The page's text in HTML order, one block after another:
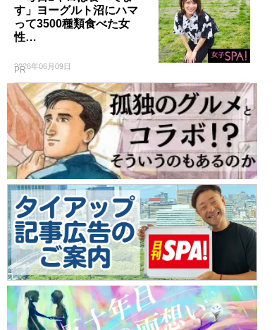
す」ヨーグルト沼にハマ
って3500種類食べた女
性…
2026年06月09日
PR